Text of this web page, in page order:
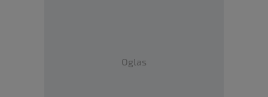
Oglas